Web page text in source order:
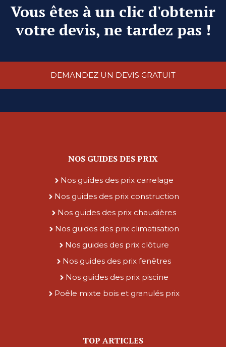
Vous êtes à un clic d'obtenir
votre devis, ne tardez pas !
DEMANDEZ UN DEVIS GRATUIT
NOS GUIDES DES PRIX
Nos guides des prix carrelage
Nos guides des prix construction
Nos guides des prix chaudières
Nos guides des prix climatisation
Nos guides des prix clôture
Nos guides des prix fenêtres
Nos guides des prix piscine
Poêle mixte bois et granulés prix
TOP ARTICLES